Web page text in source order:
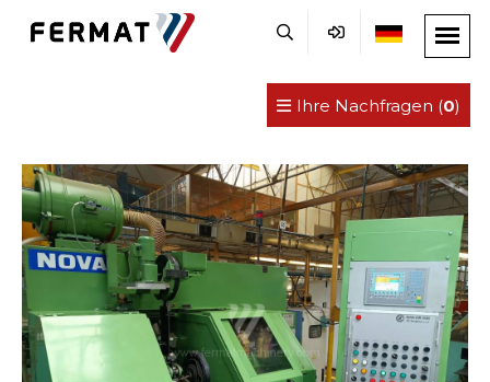
Ihre Nachfragen (0)